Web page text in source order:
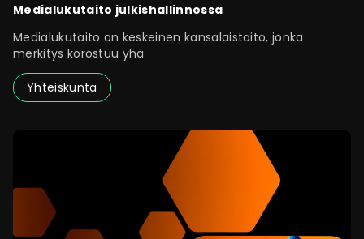
Medialukutaito julkishallinnossa
Medialukutaito on keskeinen kansalaistaito, jonka
merkitys korostuu yhä
Yhteiskunta